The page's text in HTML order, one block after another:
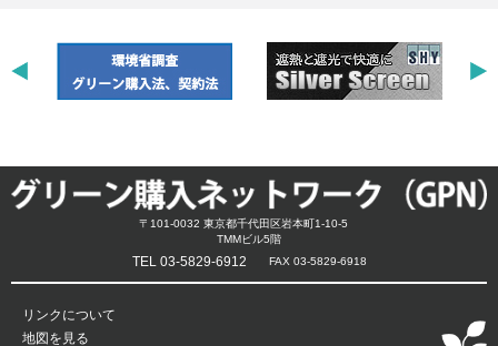
〒101-0032 東京都千代田区岩本町1-10-5
TMMビル5階
TEL 03-5829-6912 FAX 03-5829-6918
リンクについて
地図を見る